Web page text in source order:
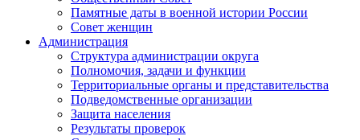
Памятные даты в военной истории России
Совет женщин
Администрация
Структура администрации округа
Полномочия, задачи и функции
Территориальные органы и представительства
Подведомственные организации
Защита населения
Результаты проверок